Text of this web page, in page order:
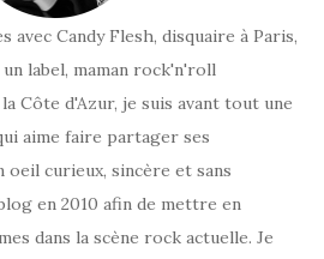
avec Candy Flesh, disquaire à Paris,
label, maman rock'n'roll
Côte d'Azur, je suis avant tout une
aime faire partager ses
curieux, sincère et sans
en 2010 afin de mettre en
dans la scène rock actuelle. Je